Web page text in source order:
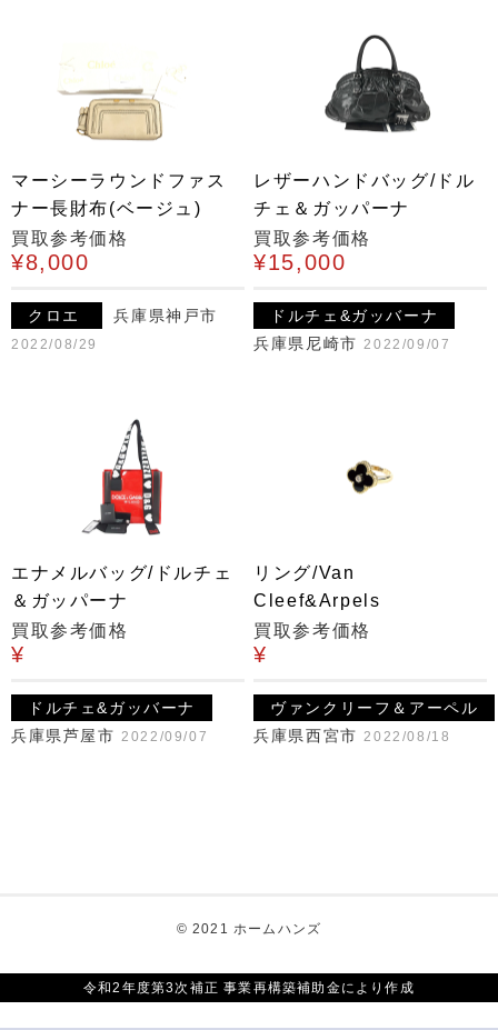
マーシーラウンドファス
ナー長財布(ベージュ)
買取参考価格
¥8,000
クロエ 兵庫県神戸市
2022/08/29
レザーハンドバッグ/ドル
チェ＆ガッパーナ
買取参考価格
¥15,000
ドルチェ&ガッバーナ
兵庫県尼崎市 2022/09/07
エナメルバッグ/ドルチェ
＆ガッパーナ
買取参考価格
¥
ドルチェ&ガッバーナ
兵庫県芦屋市 2022/09/07
リング/Van
Cleef&Arpels
買取参考価格
¥
ヴァンクリーフ＆アーペル
兵庫県西宮市 2022/08/18
© 2021 ホームハンズ
令和2年度第3次補正 事業再構築補助金により作成